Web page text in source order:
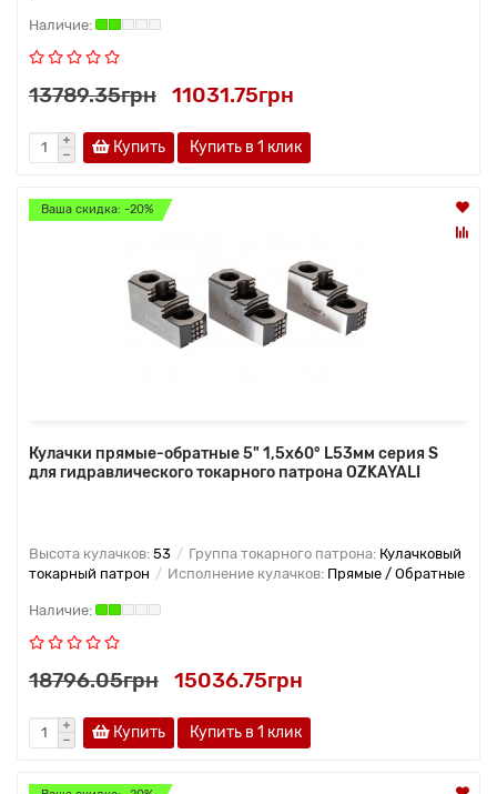
13789.35грн 11031.75грн
Купить Купить в 1 клик
Ваша скидка: -20%
Кулачки прямые-обратные 5" 1,5x60° L53мм серия S
для гидравлического токарного патрона OZKAYALI
Высота кулачков: 53 Группа токарного патрона: Кулачковый
токарный патрон
Исполнение кулачков: Прямые / Обратные
18796.05грн 15036.75грн
Купить Купить в 1 клик